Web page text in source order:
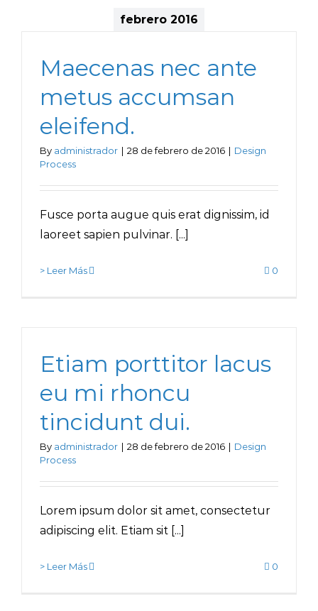
febrero 2016
Maecenas nec ante
metus accumsan
eleifend.
By administrador | 28 de febrero de 2016 | Design
Process
Fusce porta augue quis erat dignissim, id
laoreet sapien pulvinar. [...]
> Leer Más 0
Etiam porttitor lacus
eu mi rhoncu
tincidunt dui.
By administrador | 28 de febrero de 2016 | Design
Process
Lorem ipsum dolor sit amet, consectetur
adipiscing elit. Etiam sit [...]
> Leer Más 0